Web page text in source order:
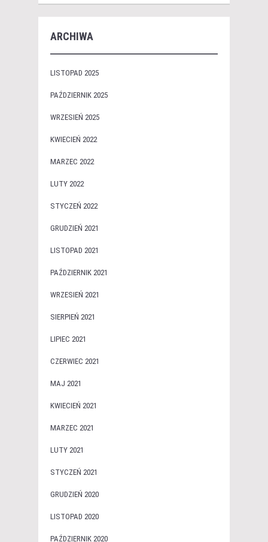
ARCHIWA
LISTOPAD 2025
PAŹDZIERNIK 2025
WRZESIEŃ 2025
KWIECIEŃ 2022
MARZEC 2022
LUTY 2022
STYCZEŃ 2022
GRUDZIEŃ 2021
LISTOPAD 2021
PAŹDZIERNIK 2021
WRZESIEŃ 2021
SIERPIEŃ 2021
LIPIEC 2021
CZERWIEC 2021
MAJ 2021
KWIECIEŃ 2021
MARZEC 2021
LUTY 2021
STYCZEŃ 2021
GRUDZIEŃ 2020
LISTOPAD 2020
PAŹDZIERNIK 2020